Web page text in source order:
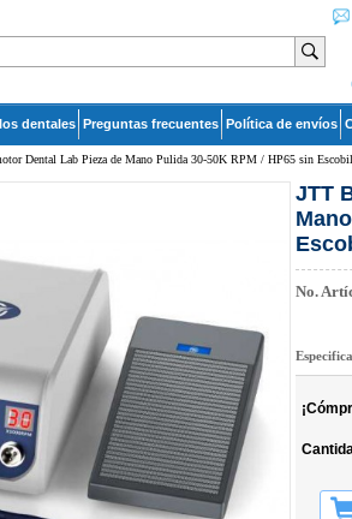
dentales Preguntas frecuentes Política de envíos
Dental Lab Pieza de Mano Pulida 30-50K RPM / HP65 sin
JTT
No.